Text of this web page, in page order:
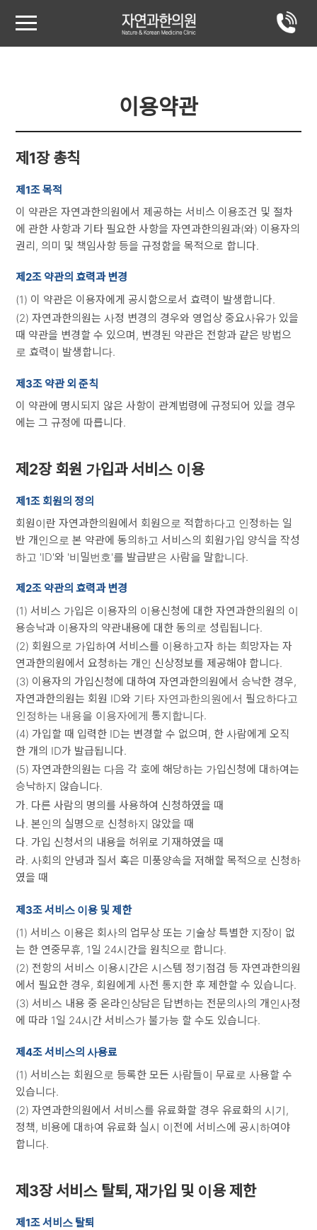
이용약관
제1장 총칙
제1조 목적
이 약관은 자연과한의원에서 제공하는 서비스 이용조건 및 절차
에 관한 사항과 기타 필요한 사항을 자연과한의원과(와) 이용자의
권리, 의미 및 책임사항 등을 규정함을 목적으로 합니다.
제2조 약관의 효력과 변경
(1) 이 약관은 이용자에게 공시함으로서 효력이 발생합니다.
(2) 자연과한의원는 사정 변경의 경우와 영업상 중요사유가 있을
때 약관을 변경할 수 있으며, 변경된 약관은 전항과 같은 방법으
로 효력이 발생합니다.
제3조 약관 외 준칙
이 약관에 명시되지 않은 사항이 관계법령에 규정되어 있을 경우
에는 그 규정에 따릅니다.
제2장 회원 가입과 서비스 이용
제1조 회원의 정의
회원이란 자연과한의원에서 회원으로 적합하다고 인정하는 일
반 개인으로 본 약관에 동의하고 서비스의 회원가입 양식을 작성
하고 'ID'와 '비밀번호'를 발급받은 사람을 말합니다.
제2조 약관의 효력과 변경
(1) 서비스 가입은 이용자의 이용신청에 대한 자연과한의원의 이
용승낙과 이용자의 약관내용에 대한 동의로 성립됩니다.
(2) 회원으로 가입하여 서비스를 이용하고자 하는 희망자는 자
연과한의원에서 요청하는 개인 신상정보를 제공해야 합니다.
(3) 이용자의 가입신청에 대하여 자연과한의원에서 승낙한 경우,
자연과한의원는 회원 ID와 기타 자연과한의원에서 필요하다고
인정하는 내용을 이용자에게 통지합니다.
(4) 가입할 때 입력한 ID는 변경할 수 없으며, 한 사람에게 오직
한 개의 ID가 발급됩니다.
(5) 자연과한의원는 다음 각 호에 해당하는 가입신청에 대하여는
승낙하지 않습니다.
가. 다른 사람의 명의를 사용하여 신청하였을 때
나. 본인의 실명으로 신청하지 않았을 때
다. 가입 신청서의 내용을 허위로 기재하였을 때
라. 사회의 안녕과 질서 혹은 미풍양속을 저해할 목적으로 신청하
였을 때
제3조 서비스 이용 및 제한
(1) 서비스 이용은 회사의 업무상 또는 기술상 특별한 지장이 없
는 한 연중무휴, 1일 24시간을 원칙으로 합니다.
(2) 전항의 서비스 이용시간은 시스템 정기점검 등 자연과한의원
에서 필요한 경우, 회원에게 사전 통지한 후 제한할 수 있습니다.
(3) 서비스 내용 중 온라인상담은 답변하는 전문의사의 개인사정
에 따라 1일 24시간 서비스가 불가능 할 수도 있습니다.
제4조 서비스의 사용료
(1) 서비스는 회원으로 등록한 모든 사람들이 무료로 사용할 수
있습니다.
(2) 자연과한의원에서 서비스를 유료화할 경우 유료화의 시기,
정책, 비용에 대하여 유료화 실시 이전에 서비스에 공시하여야
합니다.
제3장 서비스 탈퇴, 재가입 및 이용 제한
제1조 서비스 탈퇴